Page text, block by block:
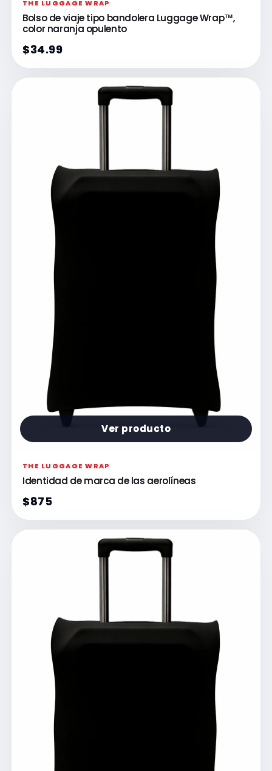
THE LUGGAGE WRAP
Bolso de viaje tipo bandolera Luggage Wrap™,
color naranja opulento
$34.99
Ver producto
THE LUGGAGE WRAP
Identidad de marca de las aerolíneas
$875